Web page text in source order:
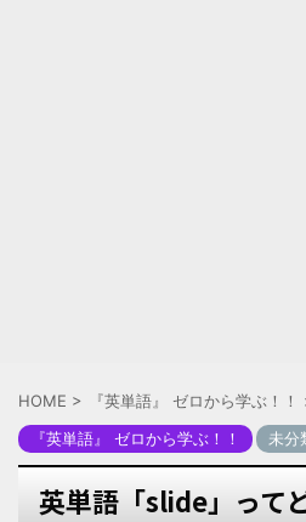
HOME > 『英単語』 ゼロから学ぶ！！
『英単語』 ゼロから学ぶ！！
未分
英単語「slide」って